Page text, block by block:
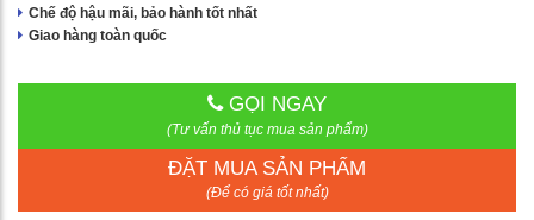
Chế độ hậu mãi, bảo hành tốt nhất
Giao hàng toàn quốc
GỌI NGAY
(Tư vấn thủ tục mua sản phẩm)
ĐẶT MUA SẢN PHẨM
(Để có giá tốt nhất)